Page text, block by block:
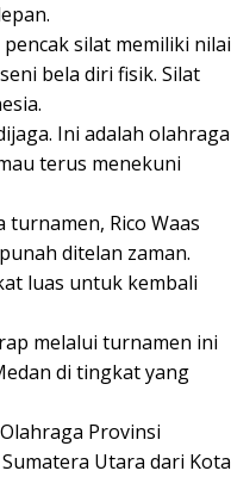
silat memiliki nilai
bela diri fisik. Silat
Ini adalah olahraga
terus menekuni
Rico Waas
ditelan zaman.
luas untuk kembali
melalui turnamen ini
di tingkat yang
Provinsi
Utara dari Kota